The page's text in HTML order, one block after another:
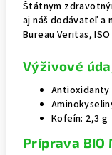
Štátnym
aj náš dodávateľ a
Bureau Veritas,
Výživové
Antioxidanty
Kofeín: 2,3 g
Príprava BIO